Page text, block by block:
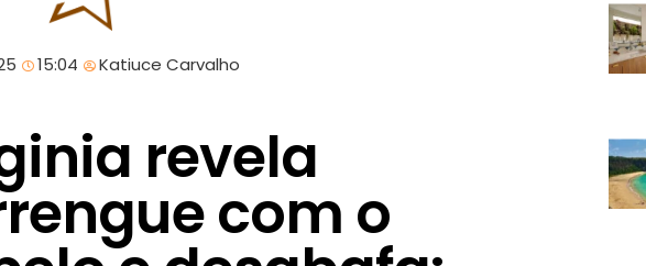
15:04 Katiuce Carvalho
revela
com o